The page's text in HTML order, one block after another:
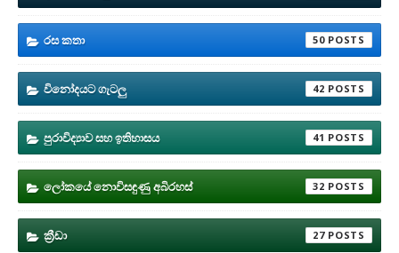
රස කතා 50
විනෝදයට ගැටලු 42
පුරාවිද්‍යාව සහ ඉතිහාසය 41
ලෝකයේ නොවිසඳුණු අබිරහස් 32
ක්‍රීඩා 27